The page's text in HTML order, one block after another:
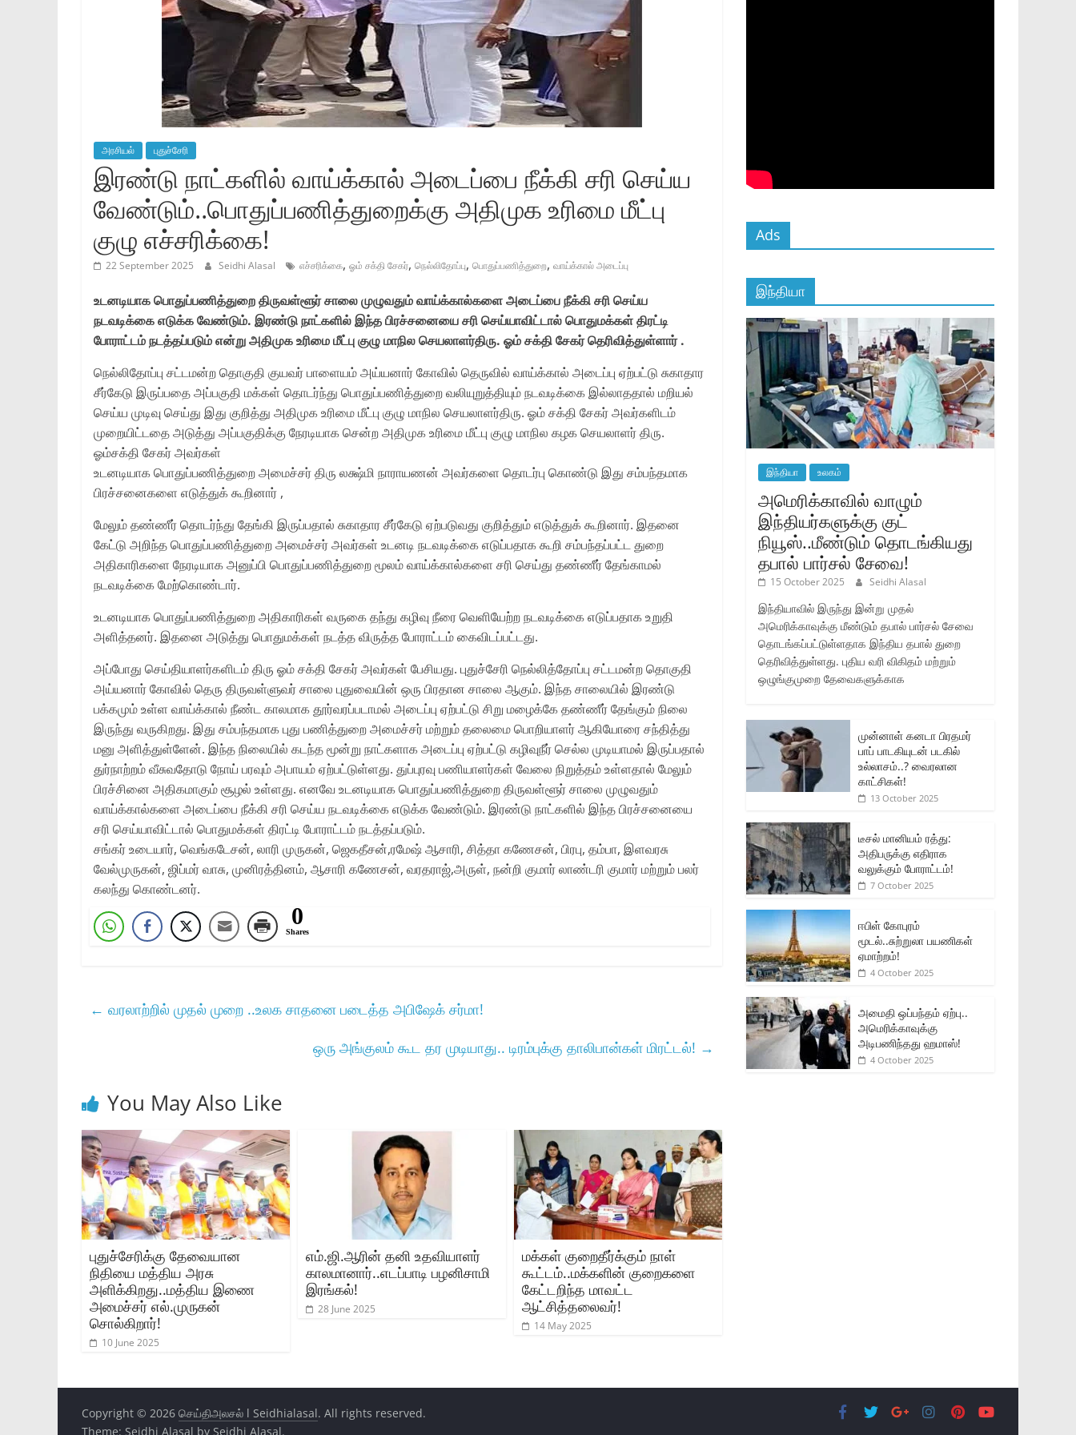
அரசியல் புதுச்சேரி
இரண்டு நாட்களில் வாய்க்கால் அடைப்பை நீக்கி சரி செய்ய
வேண்டும்..பொதுப்பணித்துறைக்கு அதிமுக உரிமை மீட்பு
குழு எச்சரிக்கை!
22 September 2025 Seidhi Alasal எச்சரிக்கை, ஓம் சக்தி சேகர், நெல்லிதோப்பு, பொதுப்பணித்துறை, வாய்க்கால் அடைப்பு
உடனடியாக பொதுப்பணித்துறை திருவள்ளூர் சாலை முழுவதும் வாய்க்கால்களை அடைப்பை நீக்கி சரி செய்ய
நடவடிக்கை எடுக்க வேண்டும். இரண்டு நாட்களில் இந்த பிரச்சனையை சரி செய்யாவிட்டால் பொதுமக்கள் திரட்டி
போராட்டம் நடத்தப்படும் என்று அதிமுக உரிமை மீட்பு குழு மாநில செயலாளர்திரு. ஓம் சக்தி சேகர் தெரிவித்துள்ளார் .
நெல்லிதோப்பு சட்டமன்ற தொகுதி குயவர் பாளையம் அய்யனார் கோவில் தெருவில் வாய்க்கால் அடைப்பு ஏற்பட்டு சுகாதார
சீர்கேடு இருப்பதை அப்பகுதி மக்கள் தொடர்ந்து பொதுப்பணித்துறை வலியுறுத்தியும் நடவடிக்கை இல்லாததால் மறியல்
செய்ய முடிவு செய்து இது குறித்து அதிமுக உரிமை மீட்பு குழு மாநில செயலாளர்திரு. ஓம் சக்தி சேகர் அவர்களிடம்
முறையிட்டதை அடுத்து அப்பகுதிக்கு நேரடியாக சென்ற அதிமுக உரிமை மீட்பு குழு மாநில கழக செயலாளர் திரு.
ஓம்சக்தி சேகர் அவர்கள்
உடனடியாக பொதுப்பணித்துறை அமைச்சர் திரு லக்ஷ்மி நாராயணன் அவர்களை தொடர்பு கொண்டு இது சம்பந்தமாக
பிரச்சனைகளை எடுத்துக் கூறினார் ,
மேலும் தண்ணீர் தொடர்ந்து தேங்கி இருப்பதால் சுகாதார சீர்கேடு ஏற்படுவது குறித்தும் எடுத்துக் கூறினார். இதனை
கேட்டு அறிந்த பொதுப்பணித்துறை அமைச்சர் அவர்கள் உடனடி நடவடிக்கை எடுப்பதாக கூறி சம்பந்தப்பட்ட துறை
அதிகாரிகளை நேரடியாக அனுப்பி பொதுப்பணித்துறை மூலம் வாய்க்கால்களை சரி செய்து தண்ணீர் தேங்காமல்
நடவடிக்கை மேற்கொண்டார்.
உடனடியாக பொதுப்பணித்துறை அதிகாரிகள் வருகை தந்து கழிவு நீரை வெளியேற்ற நடவடிக்கை எடுப்பதாக உறுதி
அளித்தனர். இதனை அடுத்து பொதுமக்கள் நடத்த விருத்த போராட்டம் கைவிடப்பட்டது.
அப்போது செய்தியாளர்களிடம் திரு ஓம் சக்தி சேகர் அவர்கள் பேசியது. புதுச்சேரி நெல்லித்தோப்பு சட்டமன்ற தொகுதி
அய்யனார் கோவில் தெரு திருவள்ளுவர் சாலை புதுவையின் ஒரு பிரதான சாலை ஆகும். இந்த சாலையில் இரண்டு
பக்கமும் உள்ள வாய்க்கால் நீண்ட காலமாக தூர்வரப்படாமல் அடைப்பு ஏற்பட்டு சிறு மழைக்கே தண்ணீர் தேங்கும் நிலை
இருந்து வருகிறது. இது சம்பந்தமாக புது பணித்துறை அமைச்சர் மற்றும் தலைமை பொறியாளர் ஆகியோரை சந்தித்து
மனு அளித்துள்ளேன். இந்த நிலையில் கடந்த மூன்று நாட்களாக அடைப்பு ஏற்பட்டு கழிவுநீர் செல்ல முடியாமல் இருப்பதால்
துர்நாற்றம் வீசுவதோடு நோய் பரவும் அபாயம் ஏற்பட்டுள்ளது. துப்புரவு பணியாளர்கள் வேலை நிறுத்தம் உள்ளதால் மேலும்
பிரச்சினை அதிகமாகும் சூழல் உள்ளது. எனவே உடனடியாக பொதுப்பணித்துறை திருவள்ளூர் சாலை முழுவதும்
வாய்க்கால்களை அடைப்பை நீக்கி சரி செய்ய நடவடிக்கை எடுக்க வேண்டும். இரண்டு நாட்களில் இந்த பிரச்சனையை
சரி செய்யாவிட்டால் பொதுமக்கள் திரட்டி போராட்டம் நடத்தப்படும்.
சங்கர் உடையார், வெங்கடேசன், லாரி முருகன், ஜெகதீசன்,ரமேஷ் ஆசாரி, சித்தா கணேசன், பிரபு, தம்பா, இளவரசு
வேல்முருகன், ஜிப்மர் வாசு, முனிரத்தினம், ஆசாரி கணேசன், வரதராஜ்,அருள், நன்றி குமார் லாண்டரி குமார் மற்றும் பலர்
கலந்து கொண்டனர்.
0
Shares
← வரலாற்றில் முதல் முறை ..உலக சாதனை படைத்த அபிஷேக் சர்மா!
ஒரு அங்குலம் கூட தர முடியாது.. டிரம்புக்கு தாலிபான்கள் மிரட்டல்! →
You May Also Like
புதுச்சேரிக்கு தேவையான
நிதியை மத்திய அரசு
அளிக்கிறது..மத்திய இணை
அமைச்சர் எல்.முருகன்
சொல்கிறார்!
10 June 2025
எம்.ஜி.ஆரின் தனி உதவியாளர்
காலமானார்..எடப்பாடி பழனிசாமி
இரங்கல்!
28 June 2025
மக்கள் குறைதீர்க்கும் நாள்
கூட்டம்..மக்களின் குறைகளை
கேட்டறிந்த மாவட்ட
ஆட்சித்தலைவர்!
14 May 2025
Ads
இந்தியா
இந்தியா உலகம்
அமெரிக்காவில் வாழும்
இந்தியர்களுக்கு குட்
நியூஸ்..மீண்டும் தொடங்கியது
தபால் பார்சல் சேவை!
15 October 2025 Seidhi Alasal
இந்தியாவில் இருந்து இன்று முதல்
அமெரிக்காவுக்கு மீண்டும் தபால் பார்சல் சேவை
தொடங்கப்பட்டுள்ளதாக இந்திய தபால் துறை
தெரிவித்துள்ளது. புதிய வரி விகிதம் மற்றும்
ஒழுங்குமுறை தேவைகளுக்காக
முன்னாள் கனடா பிரதமர்
பாப் பாடகியுடன் படகில்
உல்லாசம்..? வைரலான
காட்சிகள்!
13 October 2025
டீசல் மானியம் ரத்து:
அதிபருக்கு எதிராக
வலுக்கும் போராட்டம்!
7 October 2025
ஈபிள் கோபுரம்
மூடல்..சுற்றுலா பயணிகள்
ஏமாற்றம்!
4 October 2025
அமைதி ஒப்பந்தம் ஏற்பு..
அமெரிக்காவுக்கு
அடிபணிந்தது ஹமாஸ்!
4 October 2025
Copyright © 2026 செய்திஅலசல் l Seidhialasal. All rights reserved.
Theme: Seidhi Alasal by Seidhi Alasal.